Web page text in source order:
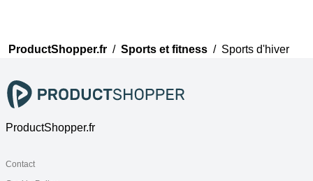
ProductShopper.fr / Sports et fitness / Sports d'hiver
ProductShopper.fr
Contact